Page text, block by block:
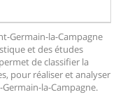
Germain-la-Campagne
et des études
de classifier la
pour réaliser et analyser
la-Campagne.